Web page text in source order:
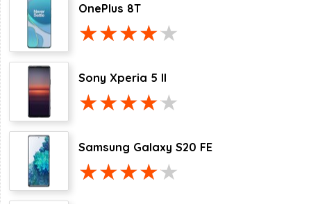
OnePlus 8T
Sony Xperia 5 II
Samsung Galaxy S20 FE